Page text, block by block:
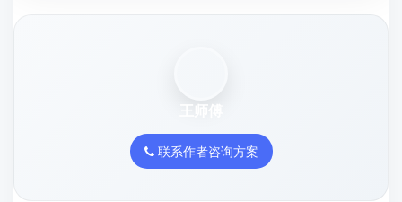
王师傅
联系作者咨询方案